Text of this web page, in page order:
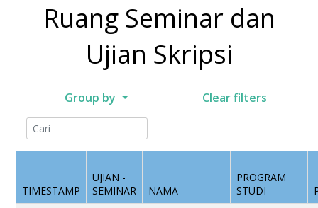
Ruang Seminar dan
Ujian Skripsi
Group by Clear filters
TIMESTAMP
UJIAN -
SEMINAR
NAMA
PROGRAM
STUDI